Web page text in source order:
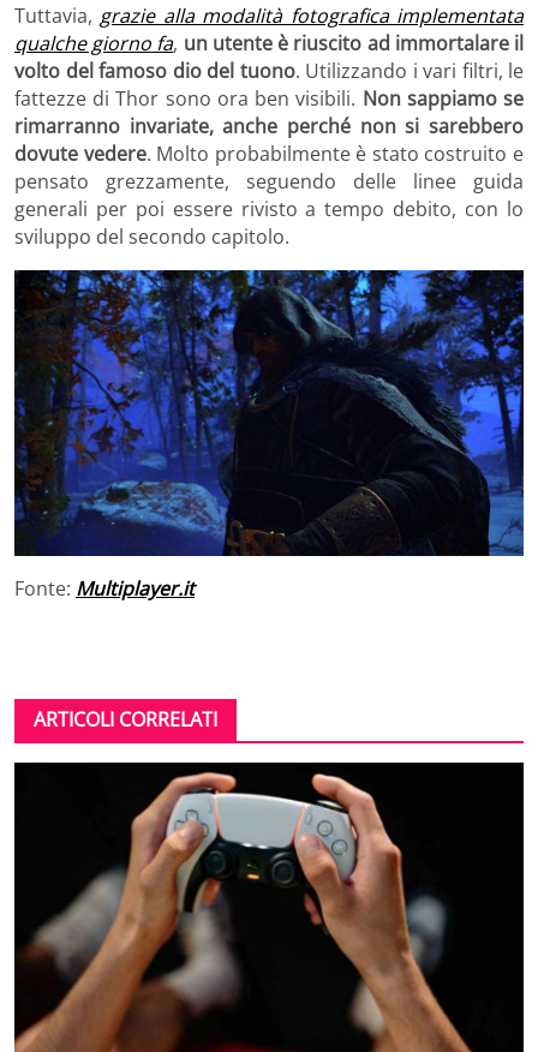
Tuttavia, grazie alla modalità fotografica implementata
qualche giorno fa, un utente è riuscito ad immortalare il
volto del famoso dio del tuono. Utilizzando i vari filtri, le
fattezze di Thor sono ora ben visibili. Non sappiamo se
rimarranno invariate, anche perché non si sarebbero
dovute vedere. Molto probabilmente è stato costruito e
pensato grezzamente, seguendo delle linee guida
generali per poi essere rivisto a tempo debito, con lo
sviluppo del secondo capitolo.
Fonte: Multiplayer.it
ARTICOLI CORRELATI